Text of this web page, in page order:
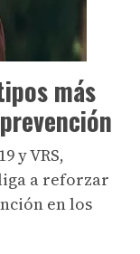
más
y VRS,
a reforzar
en los